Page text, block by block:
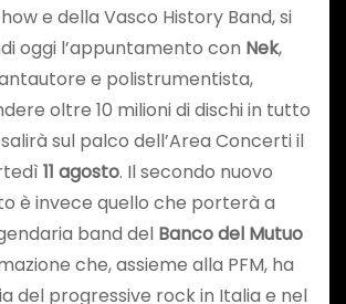
e della Vasco History Band, si
oggi l’appuntamento con Nek,
e polistrumentista,
oltre 10 milioni di dischi in tutto
sul palco dell’Area Concerti il
11 agosto. Il secondo nuovo
è invece quello che porterà a
band del Banco del Mutuo
che, assieme alla PFM, ha
del progressive rock in Italia e nel